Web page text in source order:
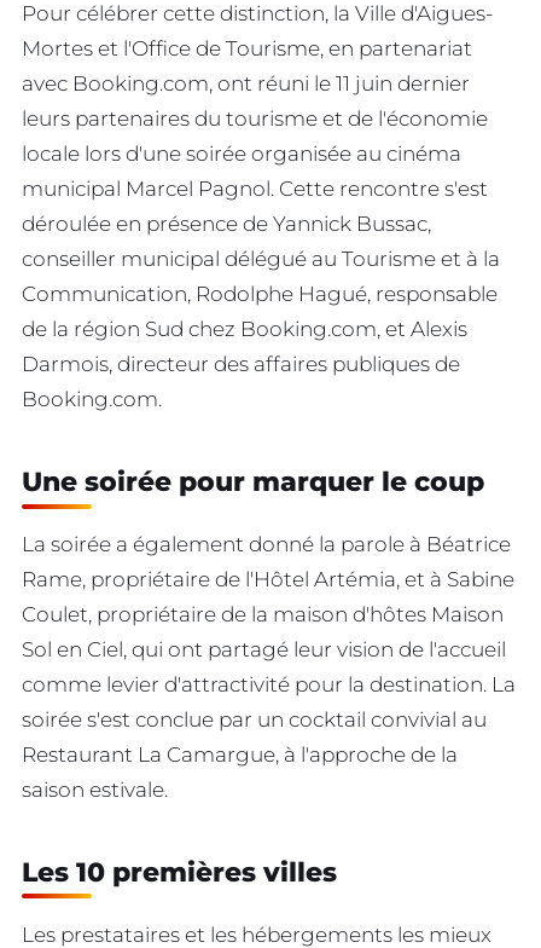
Pour célébrer cette distinction, la Ville d'Aigues-
Mortes et l'Office de Tourisme, en partenariat
avec Booking.com, ont réuni le 11 juin dernier
leurs partenaires du tourisme et de l'économie
locale lors d'une soirée organisée au cinéma
municipal Marcel Pagnol. Cette rencontre s'est
déroulée en présence de Yannick Bussac,
conseiller municipal délégué au Tourisme et à la
Communication, Rodolphe Hagué, responsable
de la région Sud chez Booking.com, et Alexis
Darmois, directeur des affaires publiques de
Booking.com.
Une soirée pour marquer le coup
La soirée a également donné la parole à Béatrice
Rame, propriétaire de l'Hôtel Artémia, et à Sabine
Coulet, propriétaire de la maison d'hôtes Maison
Sol en Ciel, qui ont partagé leur vision de l'accueil
comme levier d'attractivité pour la destination. La
soirée s'est conclue par un cocktail convivial au
Restaurant La Camargue, à l'approche de la
saison estivale.
Les 10 premières villes
Les prestataires et les hébergements les mieux